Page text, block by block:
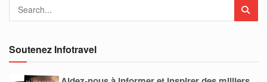
Soutenez Infotravel